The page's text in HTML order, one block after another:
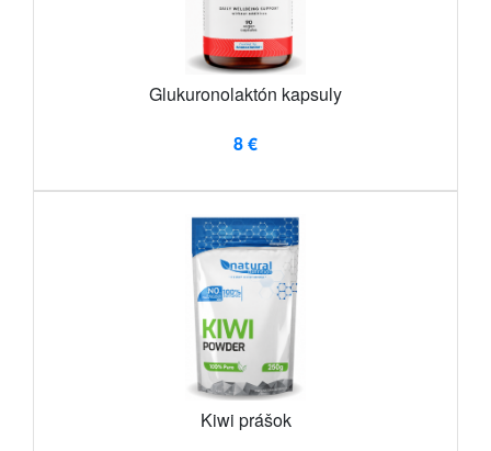
Glukuronolaktón kapsuly
8 €
Kiwi prášok